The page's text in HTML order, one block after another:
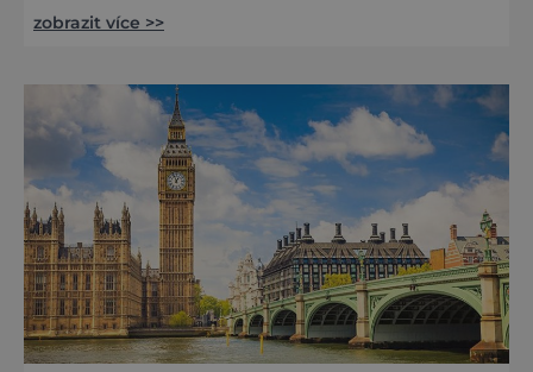
jakési mumlání, z nedaleké chodby čísi
totiž údajně straší. Stavbu londýnského
divadla Drury Lane dotoval bohatý herec a
divadelník ze 17. století jménem Thomas
zobrazit více >>